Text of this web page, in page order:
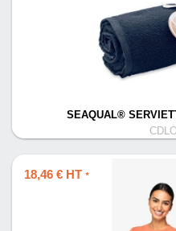
SEAQUAL®
18,46 € HT *